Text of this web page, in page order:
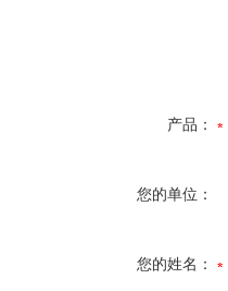
产品：
您的单位：
您的姓名：